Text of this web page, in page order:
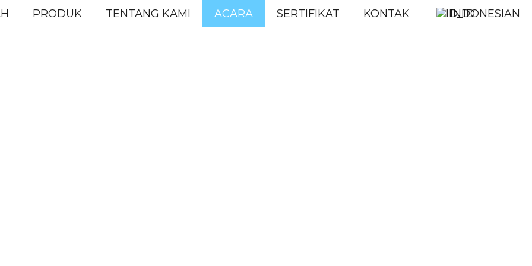
PRODUK TENTANG KAMI ACARA SERTIFIKAT KONTAK INDONESIAN